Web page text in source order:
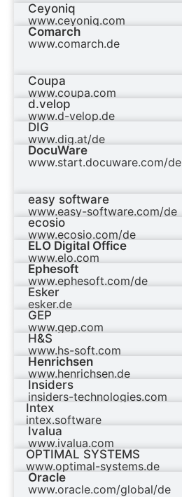
Ceyoniq
www.ceyoniq.com
Comarch
www.comarch.de
Coupa
www.coupa.com
d.velop
www.d-velop.de
DIG
www.dig.at/de
DocuWare
www.start.docuware.com/de
easy software
www.easy-software.com/de
ecosio
www.ecosio.com/de
ELO Digital Office
www.elo.com
Ephesoft
www.ephesoft.com/de
Esker
esker.de
GEP
www.gep.com
H&S
www.hs-soft.com
Henrichsen
www.henrichsen.de
Insiders
insiders-technologies.com
Intex
intex.software
Ivalua
www.ivalua.com
OPTIMAL SYSTEMS
www.optimal-systems.de
Oracle
www.oracle.com/global/de